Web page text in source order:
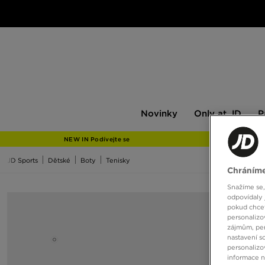
Novinky
JD
Only at JD
NEW IN Podívejte se
JD Sports Dětské Boty Tenisky
Snažíme
odpovídaly
pokud
zájmům,
nastavení
informace